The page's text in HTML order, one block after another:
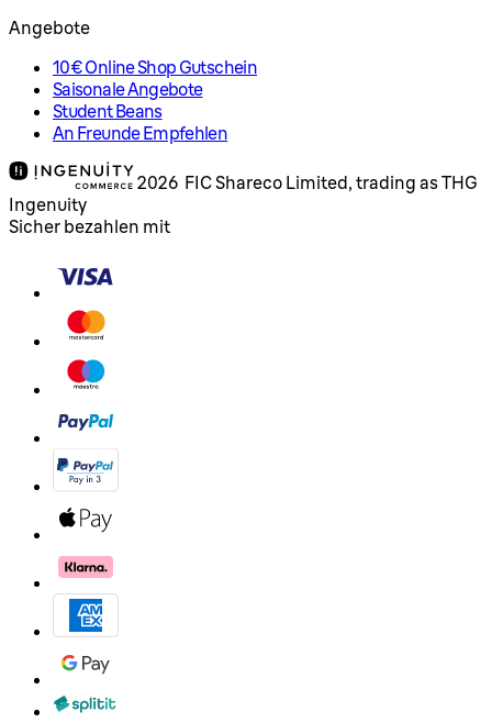
Angebote
10€ Online Shop Gutschein
Saisonale Angebote
Student Beans
An Freunde Empfehlen
2026 FIC Shareco Limited, trading as THG
Ingenuity
Sicher bezahlen mit